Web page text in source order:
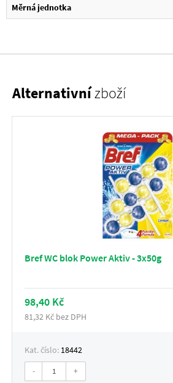
Měrná jednotka
Alternativnízboží
Bref WC blok Power Aktiv - 3x50g
98,40 Kč
81,32 Kč bez DPH
Kat. číslo: 18442
- +